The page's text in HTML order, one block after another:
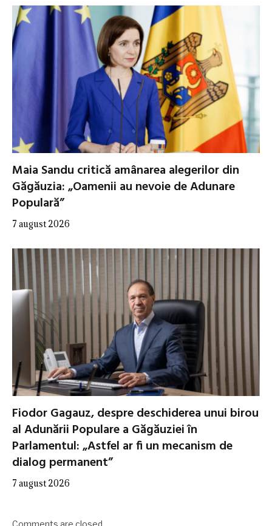
Maia Sandu critică amânarea alegerilor din
Găgăuzia: „Oamenii au nevoie de Adunare
Populară”
7 august 2026
Fiodor Gagauz, despre deschiderea unui birou
al Adunării Populare a Găgăuziei în
Parlamentul: „Astfel ar fi un mecanism de
dialog permanent”
7 august 2026
Comments are closed.